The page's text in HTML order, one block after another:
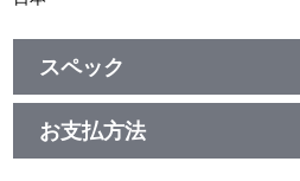
スペック
品番：BCTJ-5616,BCTJ-
お支払方法